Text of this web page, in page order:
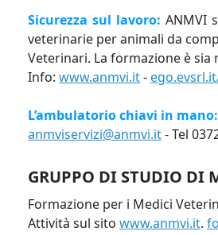
Sicurezza sul lavoro: ANMVI
veterinarie per animali da
Veterinari. La formazione è sia
Info: www.anmvi.it-
L’ambulatorio chiavi in mano:
anmviservizi@anmvi.it- Tel
GRUPPO DI STUDIO DI
Formazione per i Medici
Attività sul sito www.anmvi.it.